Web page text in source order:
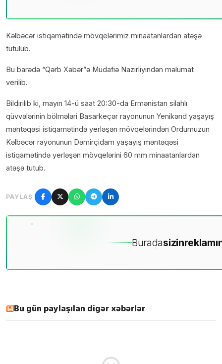
Kəlbəcər istiqamətində mövqelərimiz minaatanlardan atəşə
tutulub.
Bu barədə “Qərb Xəbər”ə Müdafiə Nazirliyindən məlumat
verilib.
Bildirilib ki, mayın 14-ü saat 20:30-da Ermənistan silahlı
qüvvələrinin bölmələri Basarkeçər rayonunun Yenikənd yaşayış
məntəqəsi istiqamətində yerləşən mövqelərindən Ordumuzun
Kəlbəcər rayonunun Dəmirçidam yaşayış məntəqəsi
istiqamətində yerləşən mövqelərini 60 mm minaatanlardan
atəşə tutub.
PAYLAŞ
Buradasizin
Bu gün paylaşılan digər xəbərlər